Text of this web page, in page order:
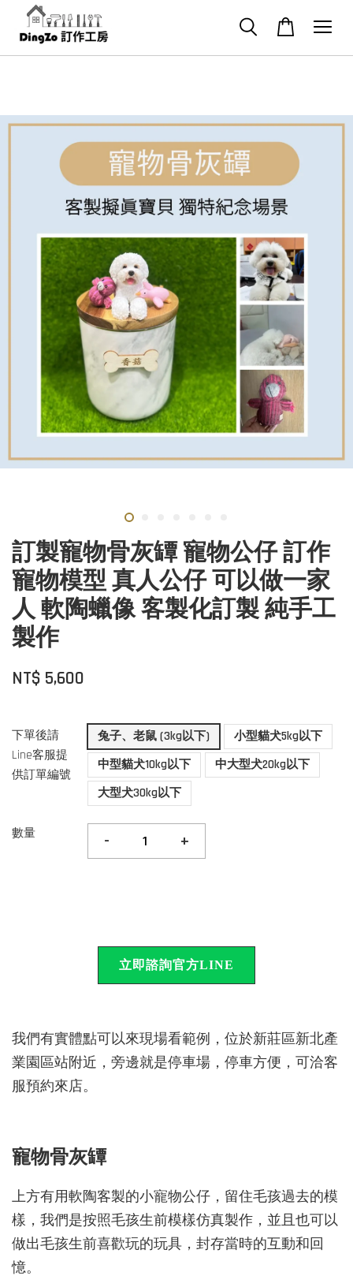
訂製寵物骨灰罈 寵物公仔 訂作
寵物模型 真人公仔 可以做一家
人 軟陶蠟像 客製化訂製 純手工
製作
NT$ 5,600
下單後請
Line客服提
供訂單編號
兔子、老鼠 (3kg以下)
小型貓犬5kg以下
中型貓犬10kg以下
中大型犬20kg以下
大型犬30kg以下
數量 - +
立即諮詢官方LINE
我們有實體點可以來現場看範例，位於新莊區新北產
業園區站附近，旁邊就是停車場，停車方便，可洽客
服預約來店。
寵物骨灰罈
上方有用軟陶客製的小寵物公仔， 留住毛孩過去的模
樣，我們是按照毛孩生前模樣仿真製作， 並且也可以
做出毛孩生前喜歡玩的玩具，封存當時的互動和回
憶。